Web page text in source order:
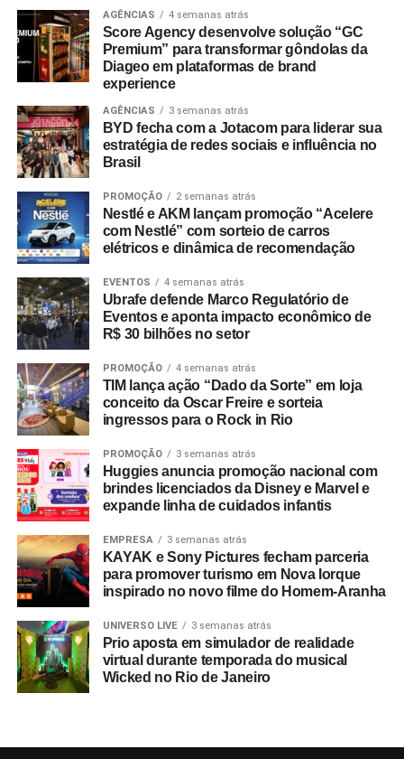
novo significado: celebrar o talento brasileiro e brindar à
cultura com uma verdinha”, comenta Tânia Maria.
AGÊNCIAS 4 semanas atrás
Score Agency desenvolve solução “GC
Premium” para transformar gôndolas da
Diageo em plataformas de brand
experience
AGÊNCIAS 3 semanas atrás
BYD fecha com a Jotacom para liderar sua
estratégia de redes sociais e influência no
Brasil
PROMOÇÃO 2 semanas atrás
Nestlé e AKM lançam promoção “Acelere
com Nestlé” com sorteio de carros
elétricos e dinâmica de recomendação
EVENTOS 4 semanas atrás
Ubrafe defende Marco Regulatório de
Eventos e aponta impacto econômico de
R$ 30 bilhões no setor
PROMOÇÃO 4 semanas atrás
TIM lança ação “Dado da Sorte” em loja
conceito da Oscar Freire e sorteia
ingressos para o Rock in Rio
PROMOÇÃO 3 semanas atrás
Huggies anuncia promoção nacional com
brindes licenciados da Disney e Marvel e
expande linha de cuidados infantis
EMPRESA 3 semanas atrás
KAYAK e Sony Pictures fecham parceria
para promover turismo em Nova Iorque
inspirado no novo filme do Homem-Aranha
UNIVERSO LIVE 3 semanas atrás
Prio aposta em simulador de realidade
virtual durante temporada do musical
Wicked no Rio de Janeiro